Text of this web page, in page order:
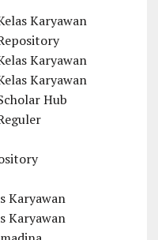
Karyawan
Karyawan
Karyawan
Hub
Karyawan
Karyawan